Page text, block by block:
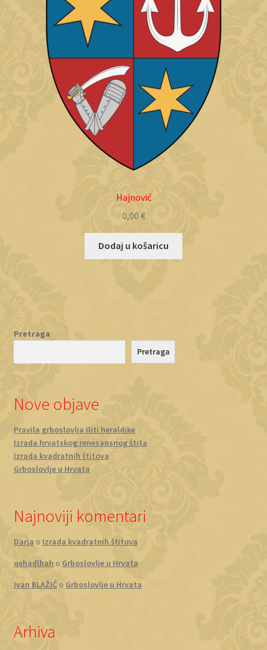
Hajnović
0,00 €
Dodaj u košaricu
Pretraga
Pretraga
Nove objave
Pravila grboslovlja iliti heraldike
Izrada hrvatskog renesansnog štita
Izrada kvadratnih štitova
Grboslovlje u Hrvata
Najnoviji komentari
Darja o Izrada kvadratnih štitova
qehadlbah o Grboslovlje u Hrvata
Ivan BLAŽIĆo Grboslovlje u Hrvata
Arhiva